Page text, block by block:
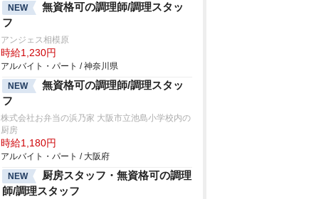
NEW
無資格可の調理師/調理スタッ
フ
アンジェス相模原
時給1,230円
アルバイト・パート / 神奈川県
NEW
無資格可の調理師/調理スタッ
フ
株式会社お弁当の浜乃家 大阪市立池島小学校内の
厨房
時給1,180円
アルバイト・パート / 大阪府
NEW
厨房スタッフ・無資格可の調理
師/調理スタッフ